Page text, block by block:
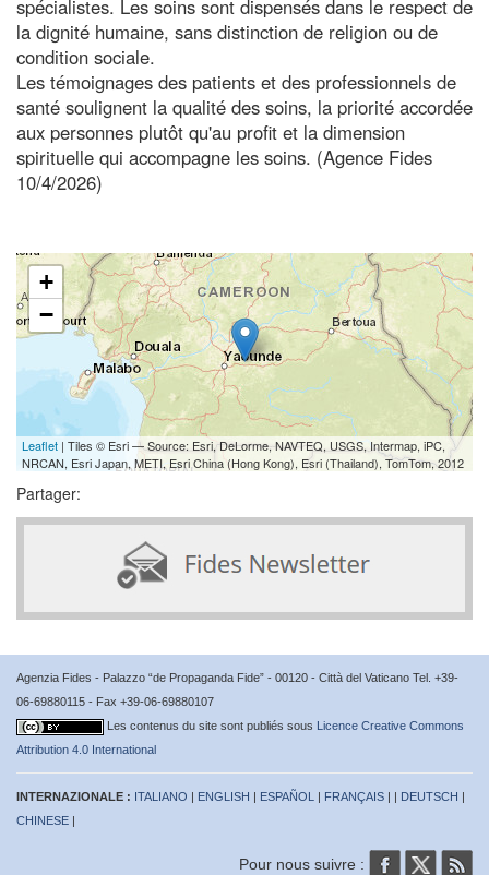
spécialistes. Les soins sont dispensés dans le respect de
la dignité humaine, sans distinction de religion ou de
condition sociale.
Les témoignages des patients et des professionnels de
santé soulignent la qualité des soins, la priorité accordée
aux personnes plutôt qu'au profit et la dimension
spirituelle qui accompagne les soins. (Agence Fides
10/4/2026)
+
−
Leaflet | Tiles © Esri — Source: Esri, DeLorme, NAVTEQ, USGS, Intermap, iPC,
NRCAN, Esri Japan, METI, Esri China (Hong Kong), Esri (Thailand), TomTom, 2012
Partager:
Agenzia Fides - Palazzo “de Propaganda Fide” - 00120 - Città del Vaticano Tel. +39-
06-69880115 - Fax +39-06-69880107
Les contenus du site sont publiés sous Licence Creative Commons
Attribution 4.0 International
INTERNAZIONALE : ITALIANO | ENGLISH | ESPAÑOL | FRANÇAIS | | DEUTSCH |
CHINESE |
Pour nous suivre :